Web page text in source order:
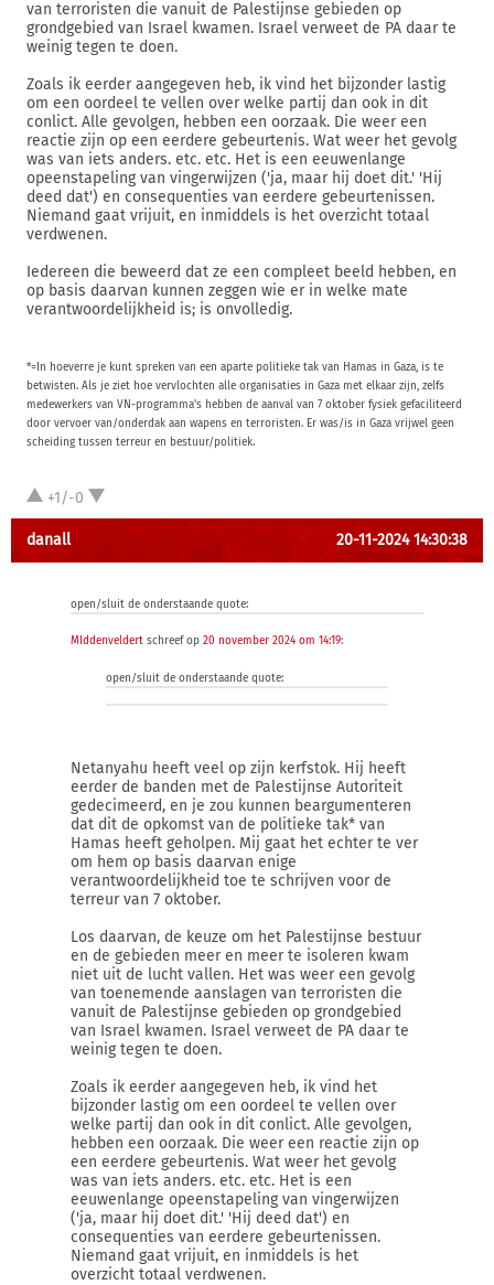
van terroristen die vanuit de Palestijnse gebieden op
grondgebied van Israel kwamen. Israel verweet de PA daar te
weinig tegen te doen.
Zoals ik eerder aangegeven heb, ik vind het bijzonder lastig
om een oordeel te vellen over welke partij dan ook in dit
conlict. Alle gevolgen, hebben een oorzaak. Die weer een
reactie zijn op een eerdere gebeurtenis. Wat weer het gevolg
was van iets anders. etc. etc. Het is een eeuwenlange
opeenstapeling van vingerwijzen ('ja, maar hij doet dit.' 'Hij
deed dat') en consequenties van eerdere gebeurtenissen.
Niemand gaat vrijuit, en inmiddels is het overzicht totaal
verdwenen.
Iedereen die beweerd dat ze een compleet beeld hebben, en
op basis daarvan kunnen zeggen wie er in welke mate
verantwoordelijkheid is; is onvolledig.
*=In hoeverre je kunt spreken van een aparte politieke tak van Hamas in Gaza, is te
betwisten. Als je ziet hoe vervlochten alle organisaties in Gaza met elkaar zijn, zelfs
medewerkers van VN-programma's hebben de aanval van 7 oktober fysiek gefaciliteerd
door vervoer van/onderdak aan wapens en terroristen. Er was/is in Gaza vrijwel geen
scheiding tussen terreur en bestuur/politiek.
+1/-0
danall 20-11-2024 14:30:38
open/sluit de onderstaande quote:
MIddenveldert schreef op 20 november 2024 om 14:19:
open/sluit de onderstaande quote:
Netanyahu heeft veel op zijn kerfstok. Hij heeft
eerder de banden met de Palestijnse Autoriteit
gedecimeerd, en je zou kunnen beargumenteren
dat dit de opkomst van de politieke tak* van
Hamas heeft geholpen. Mij gaat het echter te ver
om hem op basis daarvan enige
verantwoordelijkheid toe te schrijven voor de
terreur van 7 oktober.
Los daarvan, de keuze om het Palestijnse bestuur
en de gebieden meer en meer te isoleren kwam
niet uit de lucht vallen. Het was weer een gevolg
van toenemende aanslagen van terroristen die
vanuit de Palestijnse gebieden op grondgebied
van Israel kwamen. Israel verweet de PA daar te
weinig tegen te doen.
Zoals ik eerder aangegeven heb, ik vind het
bijzonder lastig om een oordeel te vellen over
welke partij dan ook in dit conlict. Alle gevolgen,
hebben een oorzaak. Die weer een reactie zijn op
een eerdere gebeurtenis. Wat weer het gevolg
was van iets anders. etc. etc. Het is een
eeuwenlange opeenstapeling van vingerwijzen
('ja, maar hij doet dit.' 'Hij deed dat') en
consequenties van eerdere gebeurtenissen.
Niemand gaat vrijuit, en inmiddels is het
overzicht totaal verdwenen.